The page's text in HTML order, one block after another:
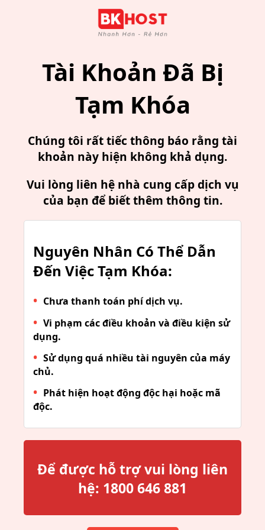
Tài Khoản Đã Bị
Tạm Khóa
Chúng tôi rất tiếc thông báo rằng tài
khoản này hiện không khả dụng.
Vui lòng liên hệ nhà cung cấp dịch vụ
của bạn để biết thêm thông tin.
Nguyên Nhân Có Thể Dẫn
Đến Việc Tạm Khóa:
Chưa thanh toán phí dịch vụ.
Vi phạm các điều khoản và điều kiện sử
dụng.
Sử dụng quá nhiều tài nguyên của máy
chủ.
Phát hiện hoạt động độc hại hoặc mã
độc.
Để được hỗ trợ vui lòng liên
hệ: 1800 646 881